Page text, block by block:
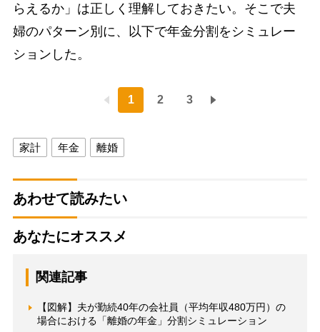
らえるか」は正しく理解しておきたい。そこで夫
婦のパターン別に、以下で年金分割をシミュレー
ションした。
1 2 3
家計 年金 離婚
あわせて読みたい
あなたにオススメ
関連記事
【図解】夫が勤続40年の会社員（平均年収480万円）の
場合における「離婚の年金」分割シミュレーション